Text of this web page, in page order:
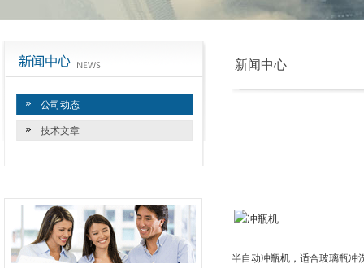
公司动态
技术文章
新闻中心
半自动冲瓶机，适合玻璃瓶冲